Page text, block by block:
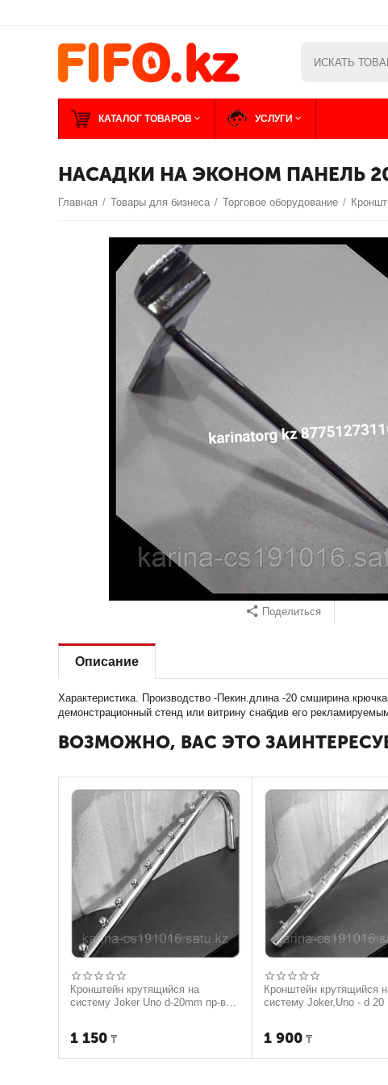
КАТАЛОГ ТОВАРОВ УСЛУГИ
НАСАДКИ НА ЭКОНОМ ПАНЕЛЬ
Главная / Товары для бизнеса / Торговое оборудование /
Поделиться
Описание
Характеристика. Производство -Пекин.длина -20 смширина
демонстрационный стенд или витрину снабдив его
ВОЗМОЖНО, ВАС ЭТО
Кронштейн крутящийся на
систему Joker Unо d-20mm пр-во
1 150 ₸
Кронштейн крутящийся
систему Joker,Uno - d 20
1 900 ₸